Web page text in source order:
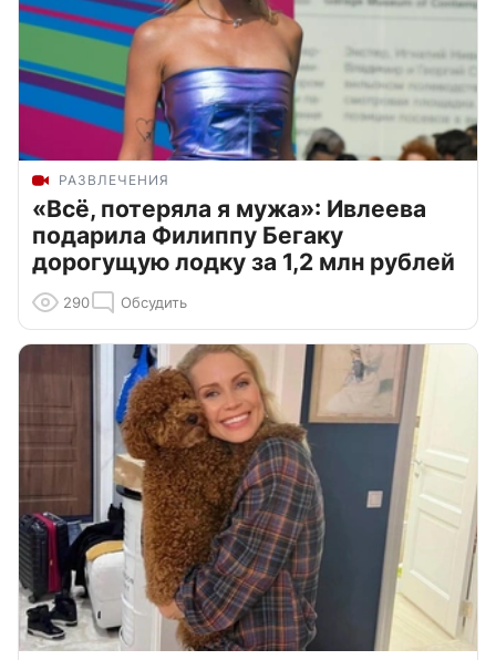
РАЗВЛЕЧЕНИЯ
«Всё, потеряла я мужа»: Ивлеева
подарила Филиппу Бегаку
дорогущую лодку за 1,2 млн рублей
290 Обсудить